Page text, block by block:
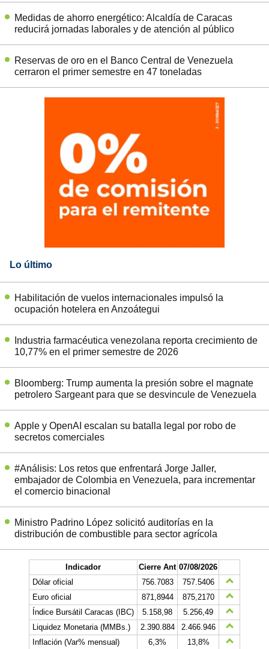
Medidas de ahorro energético: Alcaldía de Caracas
reducirá jornadas laborales y de atención al público
Reservas de oro en el Banco Central de Venezuela
cerraron el primer semestre en 47 toneladas
Lo último
Habilitación de vuelos internacionales impulsó la
ocupación hotelera en Anzoátegui
Industria farmacéutica venezolana reporta crecimiento de
10,77% en el primer semestre de 2026
Bloomberg: Trump aumenta la presión sobre el magnate
petrolero Sargeant para que se desvincule de Venezuela
Apple y OpenAI escalan su batalla legal por robo de
secretos comerciales
#Análisis: Los retos que enfrentará Jorge Jaller,
embajador de Colombia en Venezuela, para incrementar
el comercio binacional
Ministro Padrino López solicitó auditorías en la
distribución de combustible para sector agrícola
Indicador Cierre Ant 07/08/2026
Dólar oficial
756.7083
757.5406
Euro oficial
871,8944
875,2170
Índice Bursátil Caracas (IBC)
5.158,98
5.256,49
Liquidez Monetaria (MMBs.)
2.390.884
2.466.946
Inflación (Var% mensual)
6,3%
13,8%